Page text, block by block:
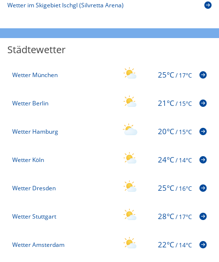
Wetter im Skigebiet Ischgl (Silvretta Arena)
Städtewetter
Wetter München 25°C/17°C
Wetter Berlin 21°C/15°C
Wetter Hamburg 20°C/15°C
Wetter Köln 24°C/14°C
Wetter Dresden 25°C/16°C
Wetter Stuttgart 28°C/17°C
Wetter Amsterdam 22°C/14°C